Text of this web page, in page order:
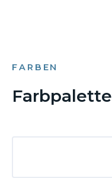
FARBEN
Farbpalette